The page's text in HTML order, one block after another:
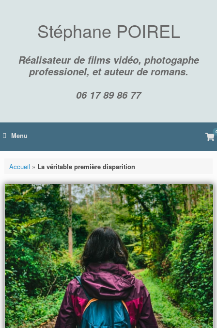
Stéphane POIREL
Réalisateur de films vidéo, photogaphe
professionel, et auteur de romans.
06 17 89 86 77
Menu 0
Accueil » La véritable première disparition